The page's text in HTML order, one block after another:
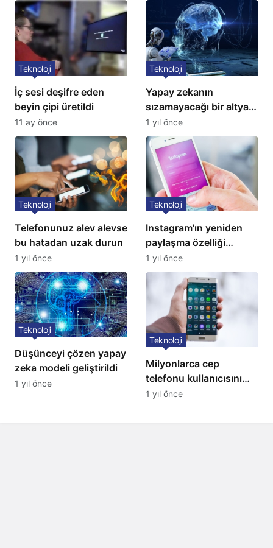
İç sesi deşifre eden
beyin çipi üretildi
Teknoloji
11 ay önce
Yapay zekanın
sızamayacağı bir altyapı
geliştirildi
Teknoloji
1 yıl önce
Telefonunuz alev alevse
bu hatadan uzak durun
Teknoloji
1 yıl önce
Instagram’ın yeniden
paylaşma özelliği
kullanıma açıldı
Teknoloji
1 yıl önce
Düşünceyi çözen yapay
zeka modeli geliştirildi
Teknoloji
1 yıl önce
Milyonlarca cep
telefonu kullanıcısını
ilgilendiren karar: 31
Teknoloji
1 yıl önce